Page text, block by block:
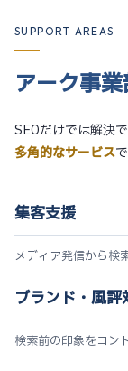
SUPPORT AREAS
アーク事
SEOだけでは解決
多角的なサービス
集客支援
メディア発信から検
ブランド・風評
検索前の印象をコン